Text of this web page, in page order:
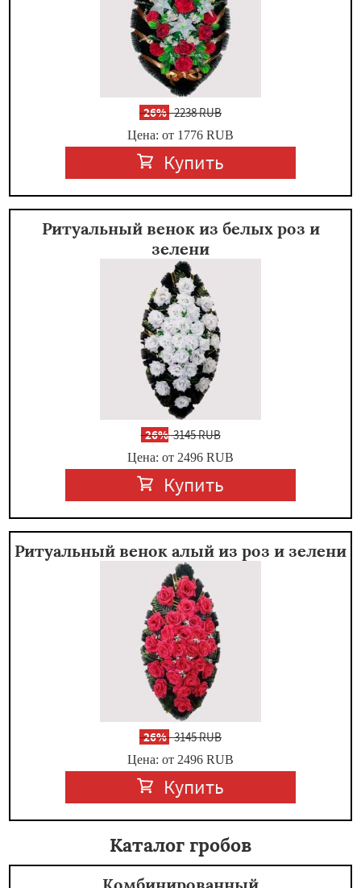
-26%2238 RUB
Цена: от 1776 RUB
Купить
Ритуальный венок из белых роз и
зелени
-26%3145 RUB
Цена: от 2496 RUB
Купить
Ритуальный венок алый из роз и зелени
-26%3145 RUB
Цена: от 2496 RUB
Купить
Каталог гробов